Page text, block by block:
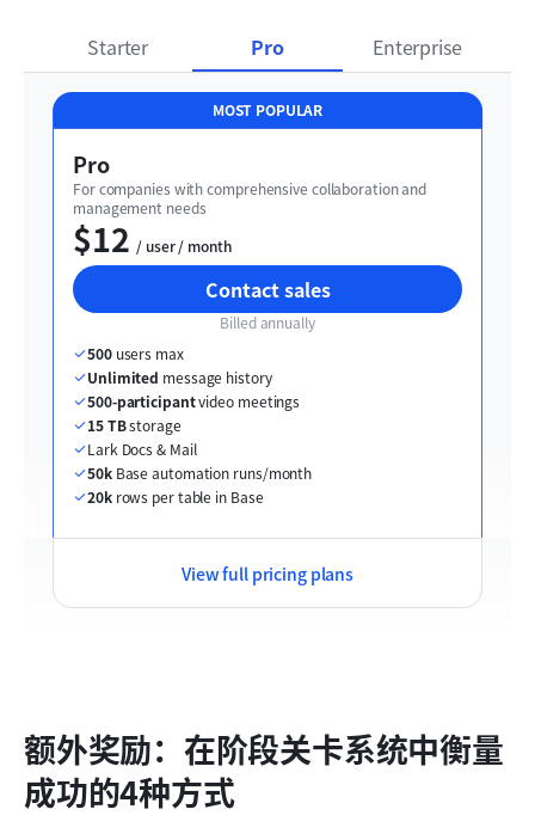
Starter Pro Enterprise
MOST POPULAR
Pro
For companies with comprehensive collaboration and
management needs
$12
  / user / month
Contact sales
Billed annually
500 users max
Unlimited message history
500-participant video meetings
15 TB storage
Lark Docs & Mail
50k Base automation runs/month
20k rows per table in Base
View full pricing plans
额外奖励：在阶段关卡系统中衡量
成功的4种方式